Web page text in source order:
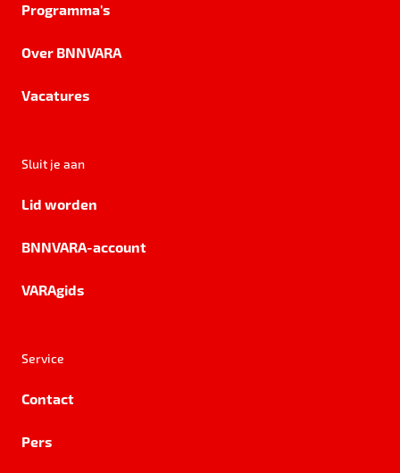
Programma's
Over BNNVARA
Vacatures
Sluit je aan
Lid worden
BNNVARA-account
VARAgids
Service
Contact
Pers